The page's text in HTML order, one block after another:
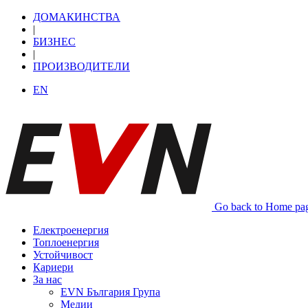
ДОМАКИНСТВА
|
БИЗНЕС
|
ПРОИЗВОДИТЕЛИ
EN
Go back to Home
Електроенергия
Топлоенергия
Устойчивост
Кариери
За нас
EVN България Група
Медии